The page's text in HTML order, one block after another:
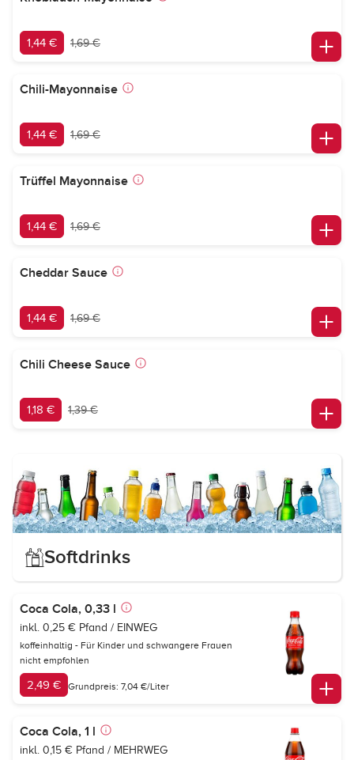
1,44 € 1,69 €
Chili-Mayonnaise
1,44 € 1,69 €
Trüffel Mayonnaise
1,44 € 1,69 €
Cheddar Sauce
1,44 € 1,69 €
Chili Cheese Sauce
1,18 € 1,39 €
Softdrinks
Coca Cola, 0,33 l
inkl. 0,25 € Pfand / EINWEG
koffeinhaltig - Für Kinder und schwangere Frauen
nicht empfohlen
2,49 € Grundpreis: 7,04 €/Liter
Coca Cola, 1 l
inkl. 0,15 € Pfand / MEHRWEG